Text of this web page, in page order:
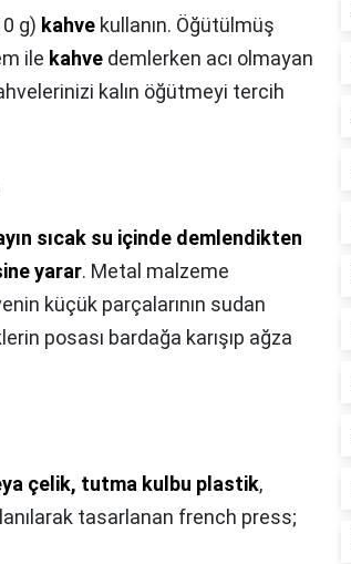
g) kahve kullanın. Öğütülmüş
ile kahve demlerken acı olmayan
kalın öğütmeyi tercih
sıcak su içinde demlendikten
yarar. Metal malzeme
küçük parçalarının sudan
posası bardağa karışıp ağza
çelik, tutma kulbu plastik,
tasarlanan french press;